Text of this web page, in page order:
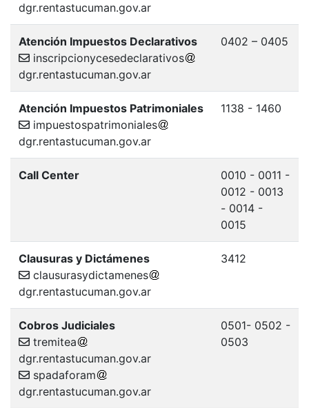
dgr.rentastucuman.gov.ar
Atención Impuestos Declarativos
inscripcionycesedeclarativos
dgr.rentastucuman.gov.ar
0402 – 0405
Atención Impuestos Patrimoniales
impuestospatrimoniales
dgr.rentastucuman.gov.ar
1138 - 1460
Call Center
0010 - 0011 -
0012 - 0013
- 0014 -
0015
Clausuras y Dictámenes
clausurasydictamenes
dgr.rentastucuman.gov.ar
3412
Cobros Judiciales
tremitea
dgr.rentastucuman.gov.ar
spadaforam
dgr.rentastucuman.gov.ar
0501- 0502 -
0503